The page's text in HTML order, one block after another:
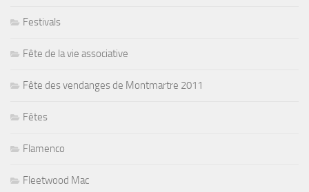
Festivals
Fête de la vie associative
Fête des vendanges de Montmartre 2011
Fêtes
Flamenco
Fleetwood Mac